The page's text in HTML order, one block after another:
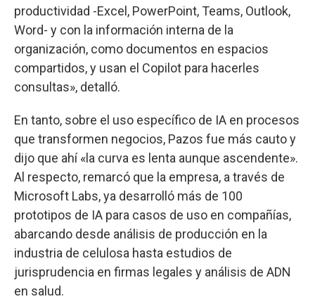
productividad -Excel, PowerPoint, Teams, Outlook,
Word- y con la información interna de la
organización, como documentos en espacios
compartidos, y usan el Copilot para hacerles
consultas», detalló.
En tanto, sobre el uso específico de IA en procesos
que transformen negocios, Pazos fue más cauto y
dijo que ahí «la curva es lenta aunque ascendente».
Al respecto, remarcó que la empresa, a través de
Microsoft Labs, ya desarrolló más de 100
prototipos de IA para casos de uso en compañías,
abarcando desde análisis de producción en la
industria de celulosa hasta estudios de
jurisprudencia en firmas legales y análisis de ADN
en salud.